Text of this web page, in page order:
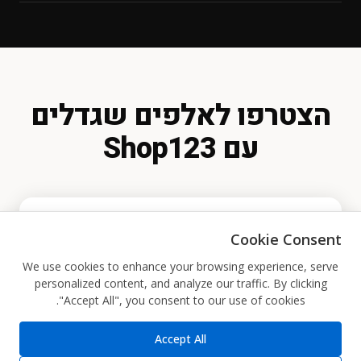
בלחיצת כפתור בכל רגע נתון.
העברה בנקאית
הצטרפו לאלפים שגדלים
עם Shop123
הרשמה בחינם
בלחיצה את.ה מסכים.ה לקבל מיילים שיווקיים מ-
Shop123.
Cookie Consent
We use cookies to enhance your browsing experience, serve
personalized content, and analyze our traffic. By clicking
"Accept All", you consent to our use of cookies.
Accept All